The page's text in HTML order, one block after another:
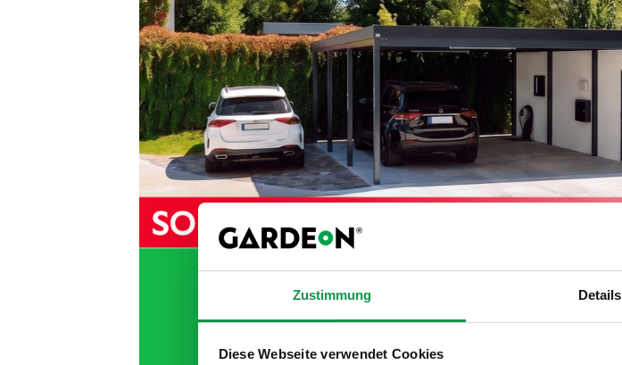
Zustimmung Details
Diese Webseite verwendet Cookies